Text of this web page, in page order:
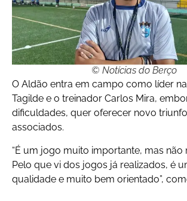
© Notícias do Berço
O Aldão entra em campo como líder
Tagilde e o treinador Carlos Mira,
dificuldades, quer oferecer novo
associados.
“É um jogo muito importante, mas não
Pelo que vi dos jogos já realizados, é
qualidade e muito bem orientado”,